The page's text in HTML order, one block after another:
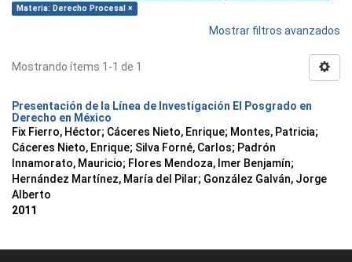
Materia: Derecho Procesal ×
Mostrar filtros avanzados
Mostrando ítems 1-1 de 1
Presentación de la Línea de Investigación El Posgrado en
Derecho en México
Fix Fierro, Héctor; Cáceres Nieto, Enrique; Montes, Patricia;
Cáceres Nieto, Enrique; Silva Forné, Carlos; Padrón
Innamorato, Mauricio; Flores Mendoza, Imer Benjamín;
Hernández Martínez, María del Pilar; González Galván, Jorge
Alberto
2011